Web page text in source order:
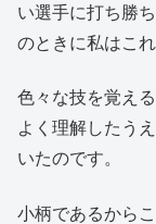
い選手に打ち勝
のときに私はこ
色々な技を覚え
よく理解したう
いたのです。
小柄であるから